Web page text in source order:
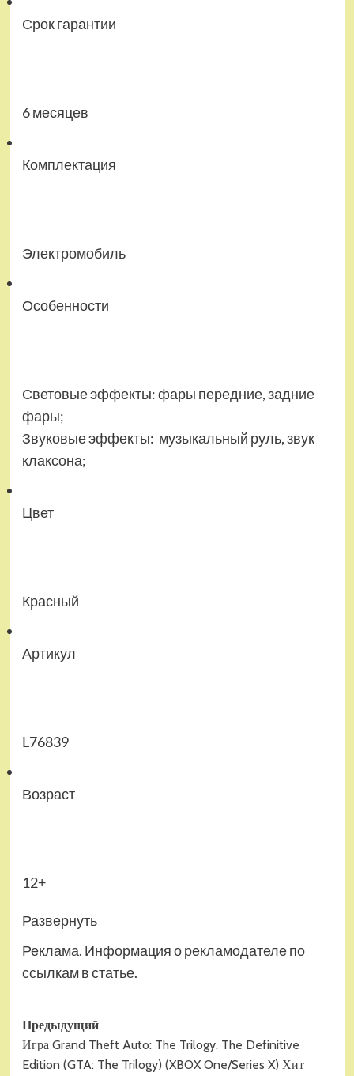
Срок гарантии
6 месяцев
Комплектация
Электромобиль
Особенности
Световые эффекты: фары передние, задние
фары;
Звуковые эффекты: музыкальный руль, звук
клаксона;
Цвет
Красный
Артикул
L76839
Возраст
12+
Развернуть
Реклама. Информация о рекламодателе по
ссылкам в статье.
Навигация
записи
Предыдущий
Игра Grand Theft Auto: The Trilogy. The Definitive
Edition (GTA: The Trilogy) (XBOX One/Series X) Хит